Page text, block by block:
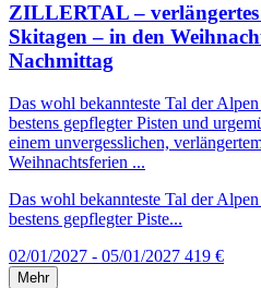
ZILLERTAL – verlängertes
Skitagen – in den
Nachmittag
Das wohl bekannteste Tal der
bestens gepflegter Pisten und
einem unvergesslichen,
Weihnachtsferien ...
Das wohl bekannteste Tal der
bestens gepflegter Piste...
02/01/2027 - 05/01/2027 419 €
Mehr